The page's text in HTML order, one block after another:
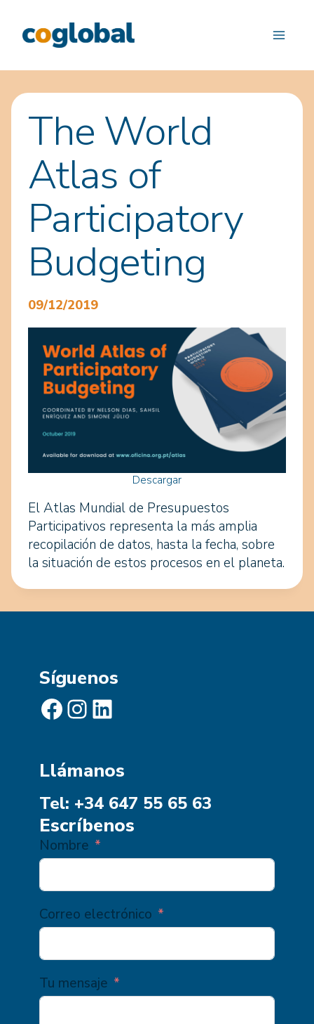
contenido
The World
Atlas of
Participatory
Budgeting
09/12/2019
Descargar
El Atlas Mundial de Presupuestos
Participativos representa la más amplia
recopilación de datos, hasta la fecha, sobre
la situación de estos procesos en el planeta.
Síguenos
Facebook Instagram LinkedIn
Llámanos
Tel: +34 647 55 65 63
Escríbenos
Nombre
Correo electrónico
Tu mensaje